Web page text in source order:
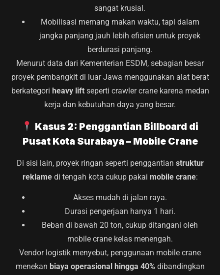
sangat krusial.
Mobilisasi memang makan waktu, tapi dalam
jangka panjang jauh lebih efisien untuk proyek
berdurasi panjang.
Menurut data dari Kementerian ESDM, sebagian besar
proyek pembangkit di luar Jawa menggunakan alat berat
berkategori heavy liftseperti crawler crane karena medan
kerja dan kebutuhan daya yang besar.
Kasus 2: Penggantian Billboard di
Pusat Kota Surabaya – Mobile Crane
Di sisi lain, proyek ringan seperti penggantian struktur
reklamedi tengah kota cukup pakai mobile crane:
Akses mudah di jalan raya.
Durasi pengerjaan hanya 1 hari.
Beban di bawah 20 ton, cukup ditangani oleh
mobile crane kelas menengah.
Vendor logistik menyebut, penggunaan mobile crane
menekan biaya operasional hingga 40% dibandingkan